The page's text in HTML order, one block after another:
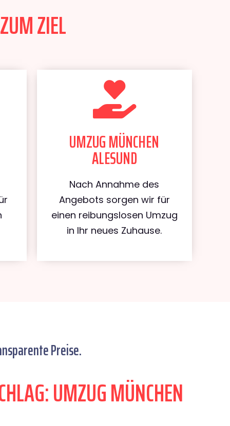
ZIEL
UMZUG MÜNCHEN
ALESUND
Nach Annahme des
Angebots sorgen wir für
einen reibungslosen Umzug
in Ihr neues Zuhause.
Preise.
UMZUG MÜNCHEN